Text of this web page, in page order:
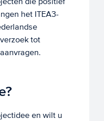
het ITEA3-
tot
en wilt u